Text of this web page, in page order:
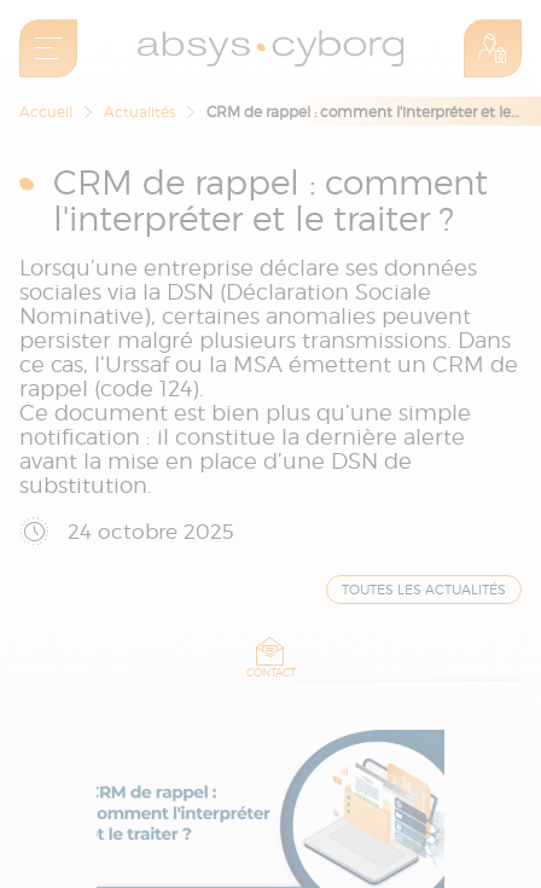
Accueil Actualités CRM de rappel : comment l'interpréter et le traiter ?
CRM de rappel : comment
l'interpréter et le traiter ?
Lorsqu’une entreprise déclare ses données
sociales via la DSN (Déclaration Sociale
Nominative), certaines anomalies peuvent
persister malgré plusieurs transmissions. Dans
ce cas, l’Urssaf ou la MSA émettent un CRM de
rappel (code 124).
Ce document est bien plus qu’une simple
notification : il constitue la dernière alerte
avant la mise en place d’une DSN de
substitution.
24 octobre 2025
TOUTES LES ACTUALITÉS
CONTACT